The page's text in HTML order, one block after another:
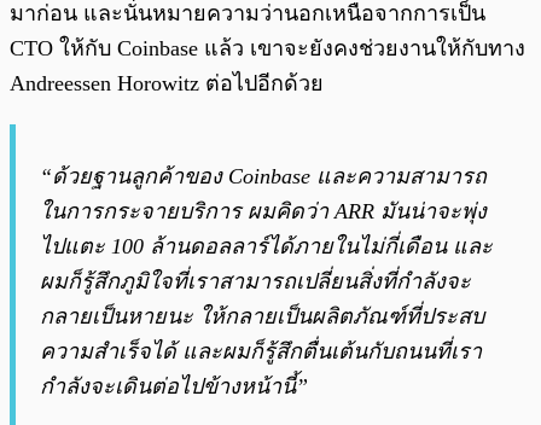
มาก่อน และนั่นหมายความว่านอกเหนือจากการเป็น
CTO ให้กับ Coinbase แล้ว เขาจะยังคงช่วยงานให้กับทาง
Andreessen Horowitz ต่อไปอีกด้วย
“ด้วยฐานลูกค้าของ Coinbase และความสามารถ
ในการกระจายบริการ ผมคิดว่า ARR มันน่าจะพุ่ง
ไปแตะ 100 ล้านดอลลาร์ได้ภายในไม่กี่เดือน และ
ผมก็รู้สึกภูมิใจที่เราสามารถเปลี่ยนสิ่งที่กำลังจะ
กลายเป็นหายนะ ให้กลายเป็นผลิตภัณฑ์ที่ประสบ
ความสำเร็จได้ และผมก็รู้สึกตื่นเต้นกับถนนที่เรา
กำลังจะเดินต่อไปข้างหน้านี้”